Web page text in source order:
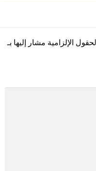
الإلزامية مشار إليها بـ